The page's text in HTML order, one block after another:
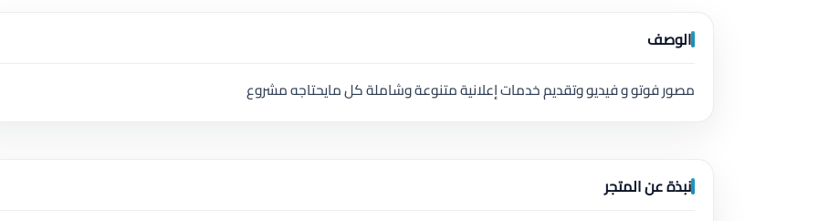
الوصف
مصور فوتو و فيديو وتقديم خدمات إعلانية متنوعة وشاملة كل مايحتاجه مشروع
نبذة عن المتجر